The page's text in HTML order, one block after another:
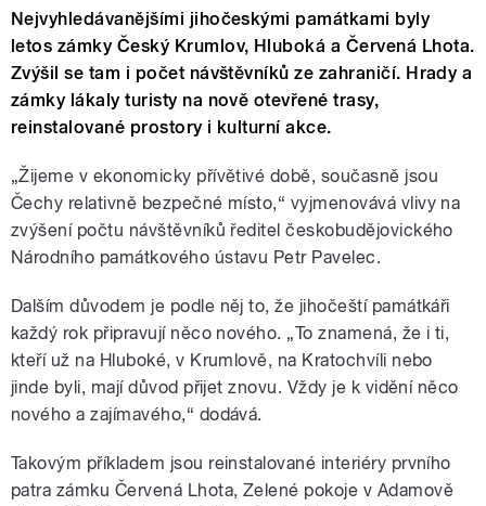
Nejvyhledávanějšími jihočeskými památkami byly
letos zámky Český Krumlov, Hluboká a Červená Lhota.
Zvýšil se tam i počet návštěvníků ze zahraničí. Hrady a
zámky lákaly turisty na nově otevřené trasy,
reinstalované prostory i kulturní akce.
„Žijeme v ekonomicky přívětivé době, současně jsou
Čechy relativně bezpečné místo,“ vyjmenovává vlivy na
zvýšení počtu návštěvníků ředitel českobudějovického
Národního památkového ústavu Petr Pavelec.
Dalším důvodem je podle něj to, že jihočeští památkáři
každý rok připravují něco nového. „To znamená, že i ti,
kteří už na Hluboké, v Krumlově, na Kratochvíli nebo
jinde byli, mají důvod přijet znovu. Vždy je k vidění něco
nového a zajímavého,“ dodává.
Takovým příkladem jsou reinstalované interiéry prvního
patra zámku Červená Lhota, Zelené pokoje v Adamově